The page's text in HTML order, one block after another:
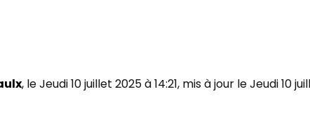
, le Jeudi 10 juillet 2025 à 14:21, mis à jour le Jeudi 10